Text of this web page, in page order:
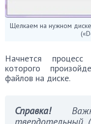
Щелкаем на нужном
Начнется
которого
файлов на диске.
Справка!